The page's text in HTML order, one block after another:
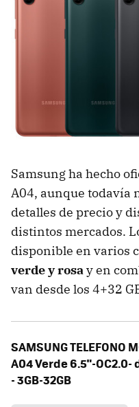
Samsung ha hecho
A04, aunque todavía
detalles de precio y
distintos mercados.
disponible en varios
verde y rosa y en
van desde los 4+32
SAMSUNG TELEFONO
A04 Verde 6.5"-
- 3GB-32GB